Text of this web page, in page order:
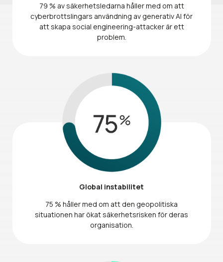
79 % av säkerhetsledarna håller med om att
cyberbrottslingars användning av generativ AI för
att skapa social engineering-attacker är ett
problem.
Global instabilitet
75 % håller med om att den geopolitiska
situationen har ökat säkerhetsrisken för deras
organisation.